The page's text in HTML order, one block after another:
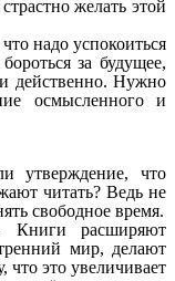
желать этой
надо успокоиться
за будущее,
и действенно. Нужно
осмысленного и
утверждение, что
читать? Ведь не
свободное время.
Книги расширяют
мир, делают
это увеличивает